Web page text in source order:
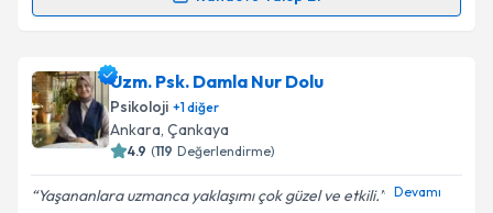
için bir takvim hazırlandığında e-posta ile
bilgilendireceğiz.
E-posta Adresiniz
Uzm. Psk. Damla Nur Dolu
Psikoloji +1diğer
Ankara, Çankaya
4.9 (119 Değerlendirme)
Yaşananlara uzmanca yaklaşımı çok güzel ve etkili. Devamı